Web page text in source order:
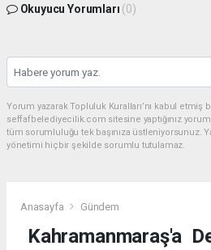
Okuyucu Yorumları (0)
Yorum yazarak Topluluk Kuralları’nı kabul etmiş
seffafbelediyecilik.com sitesine yaptığınız
tüm sorumluluğu tek başınıza üstleniyorsunuz.
yönetimi hiçbir şekilde sorumlu tutulamaz.
Anasayfa Gündem
Kahramanmaraş'a